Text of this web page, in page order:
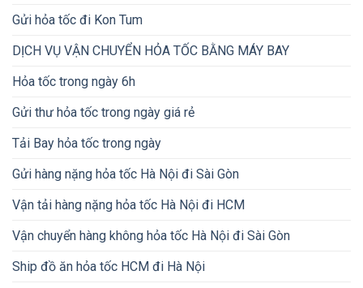
Gửi hỏa tốc đi Kon Tum
DỊCH VỤ VẬN CHUYỂN HỎA TỐC BẰNG MÁY BAY
Hỏa tốc trong ngày 6h
Gửi thư hỏa tốc trong ngày giá rẻ
Tải Bay hỏa tốc trong ngày
Gửi hàng nặng hỏa tốc Hà Nội đi Sài Gòn
Vận tải hàng nặng hỏa tốc Hà Nội đi HCM
Vận chuyển hàng không hỏa tốc Hà Nội đi Sài Gòn
Ship đồ ăn hỏa tốc HCM đi Hà Nội